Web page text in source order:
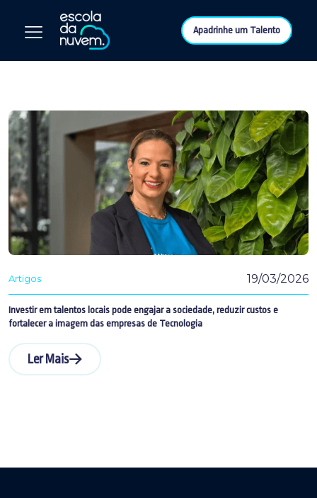
Apadrinhe um Talento
Artigos 19/03/2026
Investir em talentos locais pode engajar a sociedade, reduzir custos e
fortalecer a imagem das empresas de Tecnologia
Ler Mais